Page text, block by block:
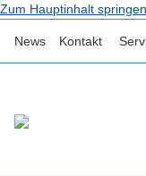
Zum Hauptinhalt springen
News Kontakt